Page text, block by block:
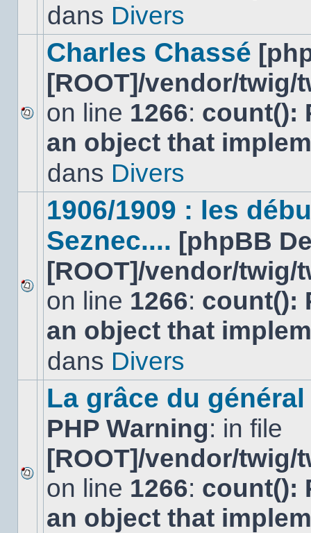
dansdans Divers
Aucun
nouveau
message
Charles Chassé
[ROOT]/vendor/
on line 1266: count():
an object that
dans Divers
Aucun
nouveau
message
non-
dans
1906/1909 : les
Seznec.... [phpBB
[ROOT]/vendor/
on line 1266: count():
an object that
dans Divers
Aucun
nouveau
message
non-
La grâce du
PHP Warning: in file
[ROOT]/vendor/
on line 1266: count():
an object that